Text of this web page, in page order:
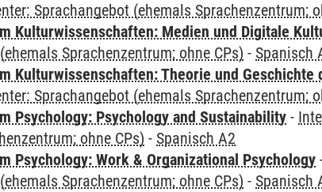
Sprachangebot (ehemals Sprachenzentrum;
Kulturwissenschaften: Medien und Digitale
Sprachenzentrum; ohne CPs) - Spanisch
Kulturwissenschaften: Theorie und Geschichte
Sprachangebot (ehemals Sprachenzentrum;
Psychology: Psychology and Sustainability -
ohne CPs) - Spanisch A2
Psychology: Work & Organizational Psychology
Sprachenzentrum; ohne CPs) - Spanisch